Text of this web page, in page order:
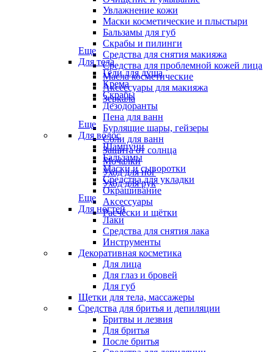
Увлажнение кожи
Маски косметические и плыстыри
Бальзамы для губ
Скрабы и пилинги
Средства для снятия макияжа
Средства для проблемной кожей лица
Масла косметические
Аксессуары для макияжа
Зеркала
Еще
Для тела
Гели для душа
Крема
Скрабы
Дезодоранты
Пена для ванн
Бурлящие шары, гейзеры
Соли для ванн
Защита от солнца
Мочалки
Уход для ног
Уход для рук
Еще
Для волос
Шампуни
Бальзамы
Маски и сыворотки
Средства для укладки
Окрашивание
Аксессуары
Расчёски и щётки
Еще
Для ногтей
Лаки
Средства для снятия лака
Инструменты
Декоративная косметика
Для лица
Для глаз и бровей
Для губ
Щетки для тела, массажеры
Средства для бритья и депиляции
Бритвы и лезвия
Для бритья
После бритья